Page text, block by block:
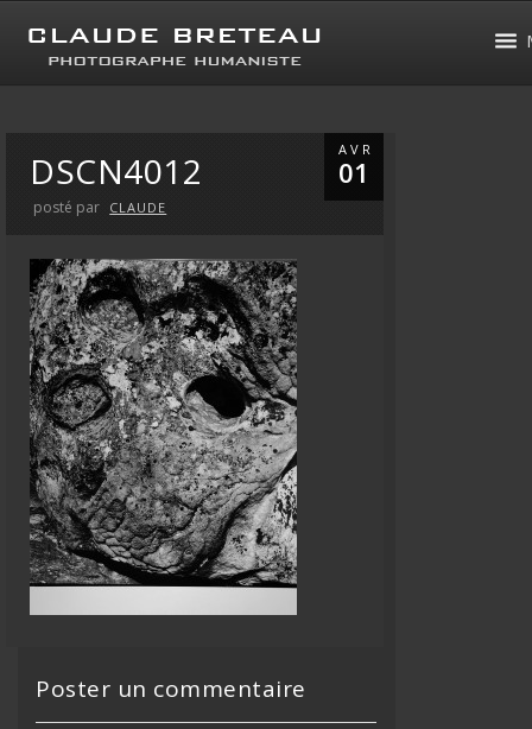
AVR
01
DSCN4012
posté par CLAUDE
Poster un commentaire